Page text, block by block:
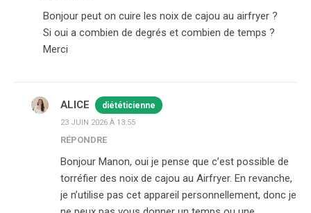
Bonjour peut on cuire les noix de cajou au airfryer ?
Si oui a combien de degrés et combien de temps ?
Merci
ALICE diététicienne
23 JUIN 2026 À 13:55
RÉPONDRE
Bonjour Manon, oui je pense que c’est possible de
torréfier des noix de cajou au Airfryer. En revanche,
je n’utilise pas cet appareil personnellement, donc je